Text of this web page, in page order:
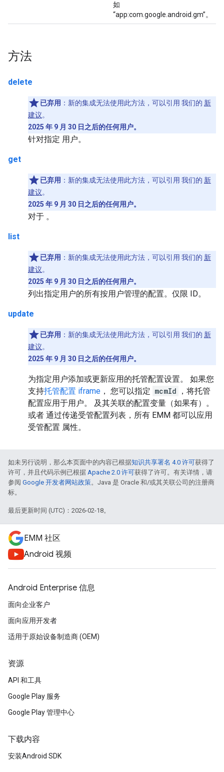
如
“app:com.google.android.gm”。
方法
delete
已弃用 ：新的集成无法使用此方法，可以引用 我们的 新
建议。
2025 年 9 月 30 日之后的任何用户。
针对指定 用户。
get
已弃用 ：新的集成无法使用此方法，可以引用 我们的 新
建议。
2025 年 9 月 30 日之后的任何用户。
对于 。
list
已弃用 ：新的集成无法使用此方法，可以引用 我们的 新
建议。
2025 年 9 月 30 日之后的任何用户。
列出指定用户的所有按用户管理的配置。仅限 ID。
update
已弃用 ：新的集成无法使用此方法，可以引用 我们的 新
建议。
2025 年 9 月 30 日之后的任何用户。
为指定用户添加或更新应用的托管配置设置。 如果您
支持托管配置 iframe ， 您可以指定 mcmId
，将托管
配置应用于用户。 及其关联的配置变量（如果有）。
或者 通过传递受管配置列表，所有 EMM 都可以应用
受管配置 属性。
如未另行说明，那么本页面中的内容已根据知识共享署名 4.0 许可获得了
许可，并且代码示例已根据 Apache 2.0 许可获得了许可。有关详情，请
参阅 Google 开发者网站政策。Java 是 Oracle 和/或其关联公司的注册商
标。
最后更新时间 (UTC)：2026-02-18。
EMM 社区
Android 视频
Android Enterprise 信息
面向企业客户
面向应用开发者
适用于原始设备制造商 (OEM)
资源
API 和工具
Google Play 服务
Google Play 管理中心
下载内容
安装Android SDK